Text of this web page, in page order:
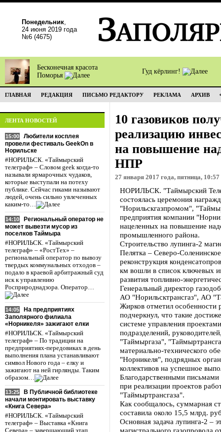
Понедельник,
24 июня 2019 года
№6 (4675)
Бесконечная красота
Поморья
Гуд кёрлинг!
ГЛАВНАЯ РЕДАКЦИЯ ПИСЬМО РЕДАКТОРУ РЕКЛАМА АРХИВ
ЛЕНТА НОВОСТЕЙ
15:00
Любители косплея
провели фестиваль GeekOn в
Норильске
#НОРИЛЬСК. «Таймырский
телеграф» – Словом geek когда-то
называли ярмарочных чудаков,
которые выступали на потеху
публике. Сейчас гиками называют
людей, очень сильно увлеченных
каким-то…
14:10
Региональный оператор не
может вывезти мусор из
поселков Таймыра
#НОРИЛЬСК. «Таймырский
телеграф» – «РостТех» –
региональный оператор по вывозу
твердых коммунальных отходов –
подало в краевой арбитражный суд
иск к управлению
Росприроднадзора. Оператор…
14:05
На предприятиях
Заполярного филиала
«Норникеля» зажигают елки
#НОРИЛЬСК. «Таймырский
телеграф» – По традиции на
предприятиях-передовиках в день
выполнения плана устанавливают
символ Нового года – елку и
зажигают на ней гирлянды. Таким
образом…
13:25
В Публичной библиотеке
начали монтировать выставку
«Книга Севера»
#НОРИЛЬСК. «Таймырский
телеграф» – Выставка «Книга
10 газовиков
реализацию
на повышение
НПР
27 января 2017 года, пятница, 10:57
НОРИЛЬСК. "Таймырский
состоялась церемония
"Норильскгазпромом",
предприятия компании
нацеленных на повышение
промышленного района.
Строительство лупинга-2
Пелятка – Северо-
реконструкция
км вошли в список ключевых
развития топливно-
Генеральный директор
АО "Норильсктрансгаз", АО
Жирков отметил особенности
подчеркнул, что такие
системе управления
подразделений,
"Таймыргаза",
материально-технического
"Норникеля", подрядных
коллективов на успешное
Благодарственными
при реализации проектов
"Таймыртрансгаза".
Как сообщалось, суммарная
составила около 15,5 млрд.
Основная задача лупинга-2 –
магистрального газопровода